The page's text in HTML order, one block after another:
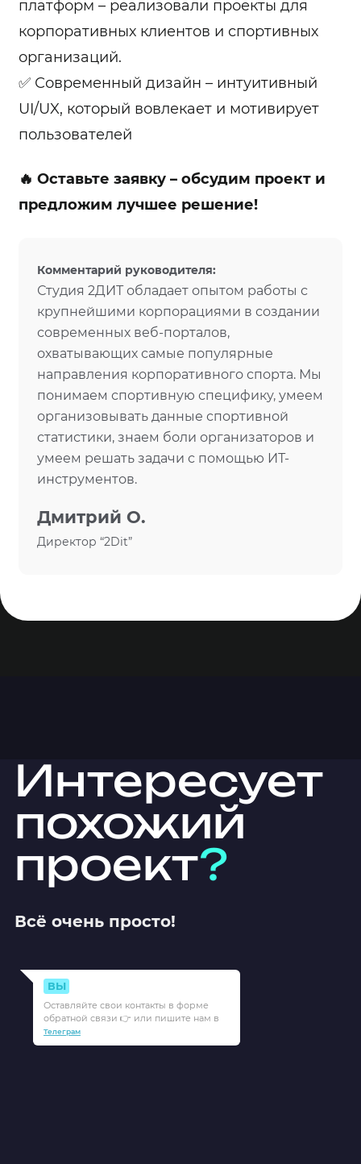
платформ – реализовали проекты для
корпоративных клиентов и спортивных
организаций.
✅ Современный дизайн – интуитивный
UI/UX, который вовлекает и мотивирует
пользователей
🔥 Оставьте заявку – обсудим проект и
предложим лучшее решение!
Дмитрий О.
Директор “2Dit”
Комментарий руководителя:
Студия 2ДИТ обладает опытом работы с
крупнейшими корпорациями в создании
современных веб-порталов,
охватывающих самые популярные
направления корпоративного спорта. Мы
понимаем спортивную специфику, умеем
организовывать данные спортивной
статистики, знаем боли организаторов и
умеем решать задачи с помощью ИТ-
инструментов.
Интересует
похожий
проект?
Всё очень просто!
ВЫ
Оставляйте свои контакты в форме
обратной связи 👉 или пишите нам в
Телеграм